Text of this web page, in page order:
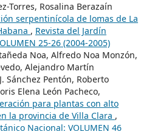
Torres, Rosalina Berazaín
serpentinícola de lomas de La
, Revista del Jardín
25-26 (2004-2005)
Noa, Alfredo Noa Monzón,
Alejandro Martín
Sánchez Pentón, Roberto
Elena León Pacheco,
para plantas con alto
la provincia de Villa Clara ,
Nacional: VOLUMEN 46